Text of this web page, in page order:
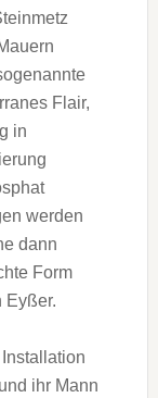
Flair,
in
werden
dann
Form
Eyßer.
ihr Mann